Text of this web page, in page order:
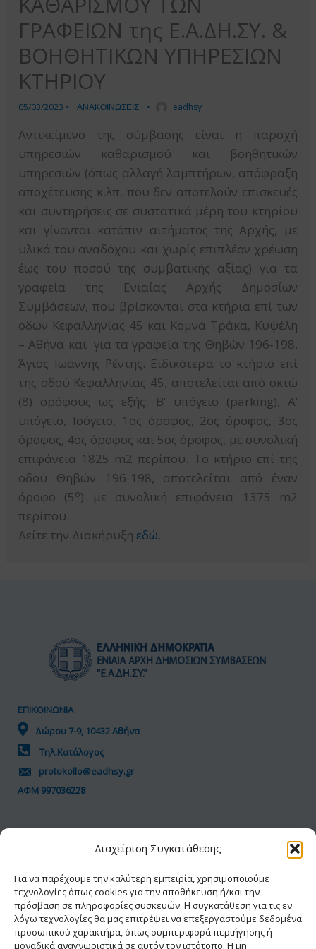
Διαχείριση Συγκατάθεσης
Για να παρέχουμε την καλύτερη εμπειρία, χρησιμοποιούμε
τεχνολογίες όπως cookies για την αποθήκευση ή/και την
πρόσβαση σε πληροφορίες συσκευών. Η συγκατάθεση για τις εν
λόγω τεχνολογίες θα μας επιτρέψει να επεξεργαστούμε δεδομένα
προσωπικού χαρακτήρα, όπως συμπεριφορά περιήγησης ή
μοναδικά αναγνωριστικά σε αυτόν τον ιστότοπο. Η μη
ΓΡΑΦΕΙΩΝ της Ε.Α.ΔΗ.ΣΥ. &
ΒΟΗΘΗΤΙΚΩΝ ΥΠΗΡΕΣΙΩΝ
ΚΤΗΡΙΟΥ
05/03/2023 • ΑΝΑΚΟΙΝΩΣΕΙΣ • eadhsy
Αντικείμενο της σύμβασης είναι η παροχή
υπηρεσιών καθαρισμού και βοηθητικών
υπηρεσιών (όπως αλλαγή λαμπτήρων, απόφραξη
αποχέτευσης κ.λπ. που δεν αποτελούν επισκευές
και συντηρήσεις σε συστατικά μέρη του κτηρίου
και γίνονται κατόπιν αιτήματος της Αρχής, με
υλικά του αναδόχου και χωρίς επιπλέον χρέωση
έως του ποσού της συμβατικής αξίας) για τα
γραφεία της Ενιαίας Αρχής Δημοσίων
Συμβάσεων, που βρίσκονται στα κτήρια επί των
οδών Κεφαλληνίας 45 και Κομνά Τράκα, Κυψέλη
– Αθήνα και για τα γραφεία της Θηβών 196-198,
Άγιος Ιωάννης Ρέντης. Ειδικότερα το κτήριο επί
της οδού Κεφαλληνίας 45, αποτελείται από οκτώ
(8) ορόφους ως εξής: B’ υπόγειο (parking), Α’
υπόγειο, Ισόγειο, 1ος όροφος, 2ος όροφος, 3ος
όροφος, 4ος όροφος και 5ος όροφος, με συνολική
επιφάνεια 1825 m2 περίπου. Το κτήριο επί της
οδού Θηβών 196-198, αποτελείται από έναν
όροφο (5ο) με συνολική επιφάνεια 1375 m2
περίπου.
Δείτε την Διακήρυξη εδώ.
ΕΠΙΚΟΙΝΩΝΙΑ
Δώρου 7-9, 10432 Αθήνα
Τηλ.Κατάλογος
protokollo@eadhsy.gr
ΑΦΜ 997036228
ΠΟΛΙΤΙΚΗ GDPR
Προσωπικά Δεδομένα
Πολιτική Cookies
Δήλωση Προσβασιμότητας